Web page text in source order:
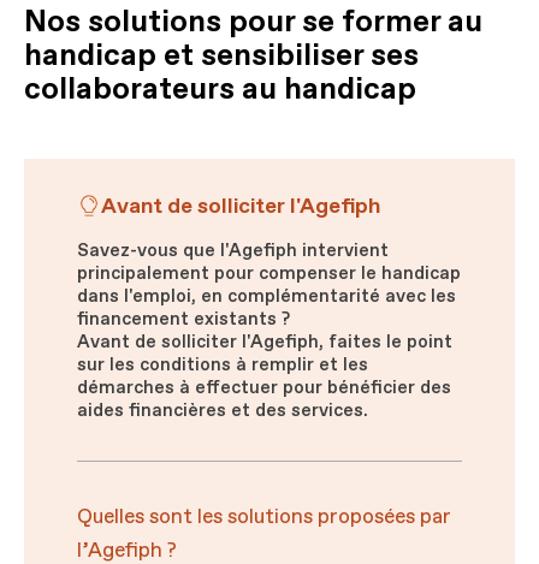
Nos solutions pour se former au
handicap et sensibiliser ses
collaborateurs au handicap
Avant de solliciter l'Agefiph
Savez-vous que l'Agefiph intervient
principalement pour compenser le handicap
dans l'emploi, en complémentarité avec les
financement existants ?
Avant de solliciter l'Agefiph, faites le point
sur les conditions à remplir et les
démarches à effectuer pour bénéficier des
aides financières et des services.
Quelles sont les solutions proposées par
l’Agefiph ?